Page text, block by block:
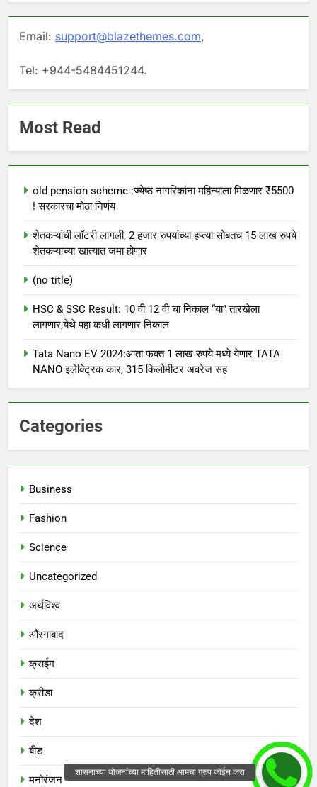
Email: support@blazethemes.com,
Tel: +944-5484451244.
Most Read
old pension scheme :ज्येष्ठ नागरिकांना महिन्याला मिळणार ₹5500
! सरकारचा मोठा निर्णय
शेतकऱ्यांची लॉटरी लागली, 2 हजार रुपयांच्या हप्त्या सोबतच 15 लाख रुपये
शेतकऱ्याच्या खात्यात जमा होणार
(no title)
HSC & SSC Result: 10 वी 12 वी चा निकाल “या” तारखेला
लागणार,येथे पहा कधी लागणार निकाल
Tata Nano EV 2024:आता फक्त 1 लाख रुपये मध्ये येणार TATA
NANO इलेक्ट्रिक कार, 315 किलोमीटर अवरेज सह
Categories
Business
Fashion
Science
Uncategorized
अर्थविश्व
औरंगाबाद
क्राईम
क्रीडा
देश
बीड
मनोरंजन